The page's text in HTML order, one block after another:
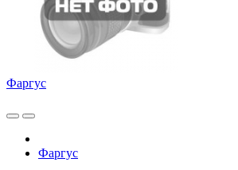
Фаргус
Фаргус